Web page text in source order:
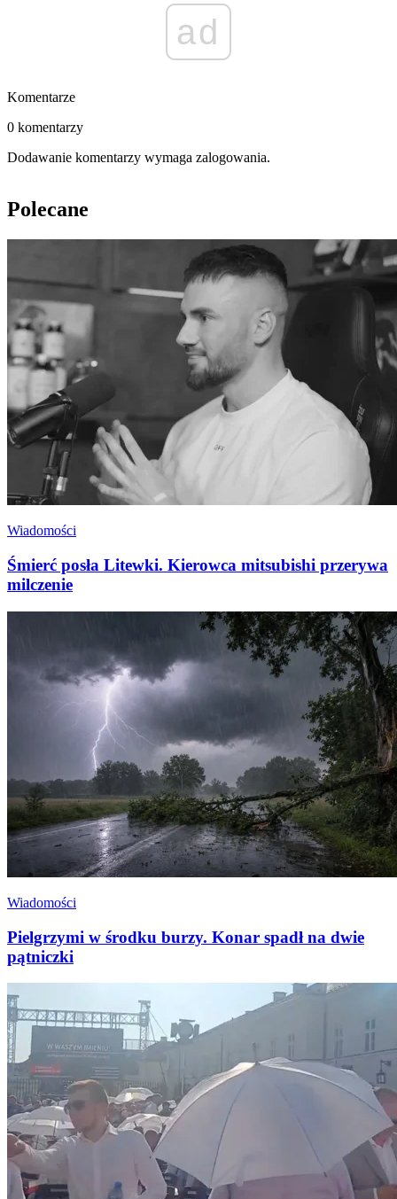
ad
Komentarze
0 komentarzy
Dodawanie komentarzy wymaga zalogowania.
Polecane
Wiadomości
Śmierć posła Litewki. Kierowca mitsubishi przerywa
milczenie
Wiadomości
Pielgrzymi w środku burzy. Konar spadł na dwie
pątniczki